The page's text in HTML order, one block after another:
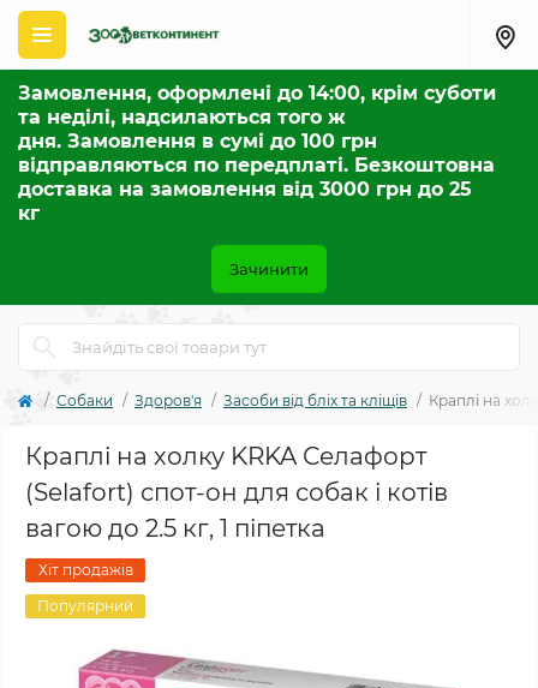
Замовлення, оформлені до 14:00, крім суботи
та неділі, надсилаються того ж
дня. Замовлення в сумі до 100 грн
відправляються по передплаті. Безкоштовна
доставка на замовлення від 3000 грн до 25
кг
Зачинити
Собаки Здоров'я Засоби від бліх та кліщів Краплі на
Краплі на холку KRKA Селафорт
(Selafort) спот-он для собак і котів
вагою до 2.5 кг, 1 піпетка
Хіт продажів
Популярний